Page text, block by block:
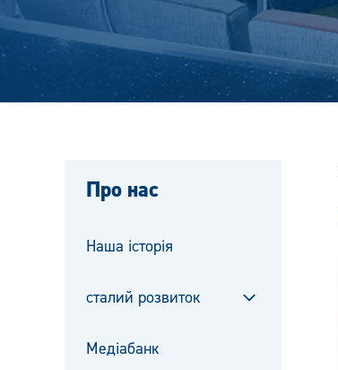
Про нас
Наша історія
сталий розвиток
Медіабанк